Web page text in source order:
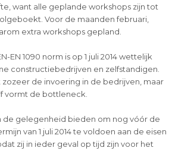
want alle geplande workshops zijn tot
Voor de maanden februari,
extra workshops gepland.
EN 1090 norm is op 1 juli 2014 wettelijk
constructiebedrijven en zelfstandigen.
de invoering in de bedrijven, maar
vormt de bottleneck.
de gelegenheid bieden om nog vóór de
van 1 juli 2014 te voldoen aan de eisen
zij in ieder geval op tijd zijn voor het